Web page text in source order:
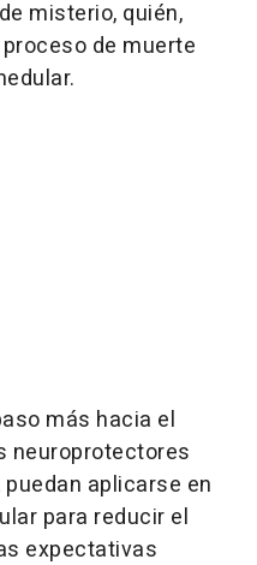
misterio, quién,
de muerte
más hacia el
neuroprotectores
aplicarse en
para reducir el
expectativas